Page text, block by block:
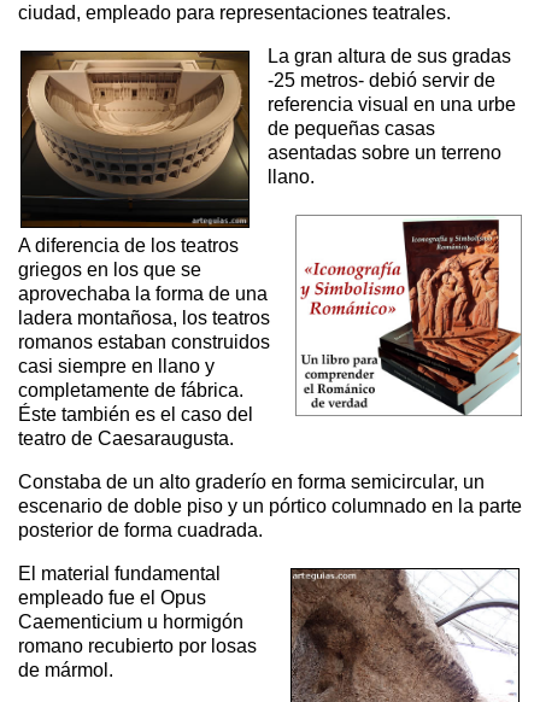
ciudad, empleado para representaciones teatrales.
La gran altura de sus gradas
-25 metros- debió servir de
referencia visual en una urbe
de pequeñas casas
asentadas sobre un terreno
llano.
A diferencia de los teatros
griegos en los que se
aprovechaba la forma de una
ladera montañosa, los teatros
romanos estaban construidos
casi siempre en llano y
completamente de fábrica.
Éste también es el caso del
teatro de Caesaraugusta.
Constaba de un alto graderío en forma semicircular, un
escenario de doble piso y un pórtico columnado en la parte
posterior de forma cuadrada.
El material fundamental
empleado fue el Opus
Caementicium u hormigón
romano recubierto por losas
de mármol.